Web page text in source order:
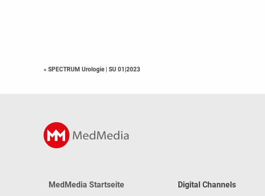
« SPECTRUM Urologie SU 01|2023
MedMedia Startseite
Digital Channels